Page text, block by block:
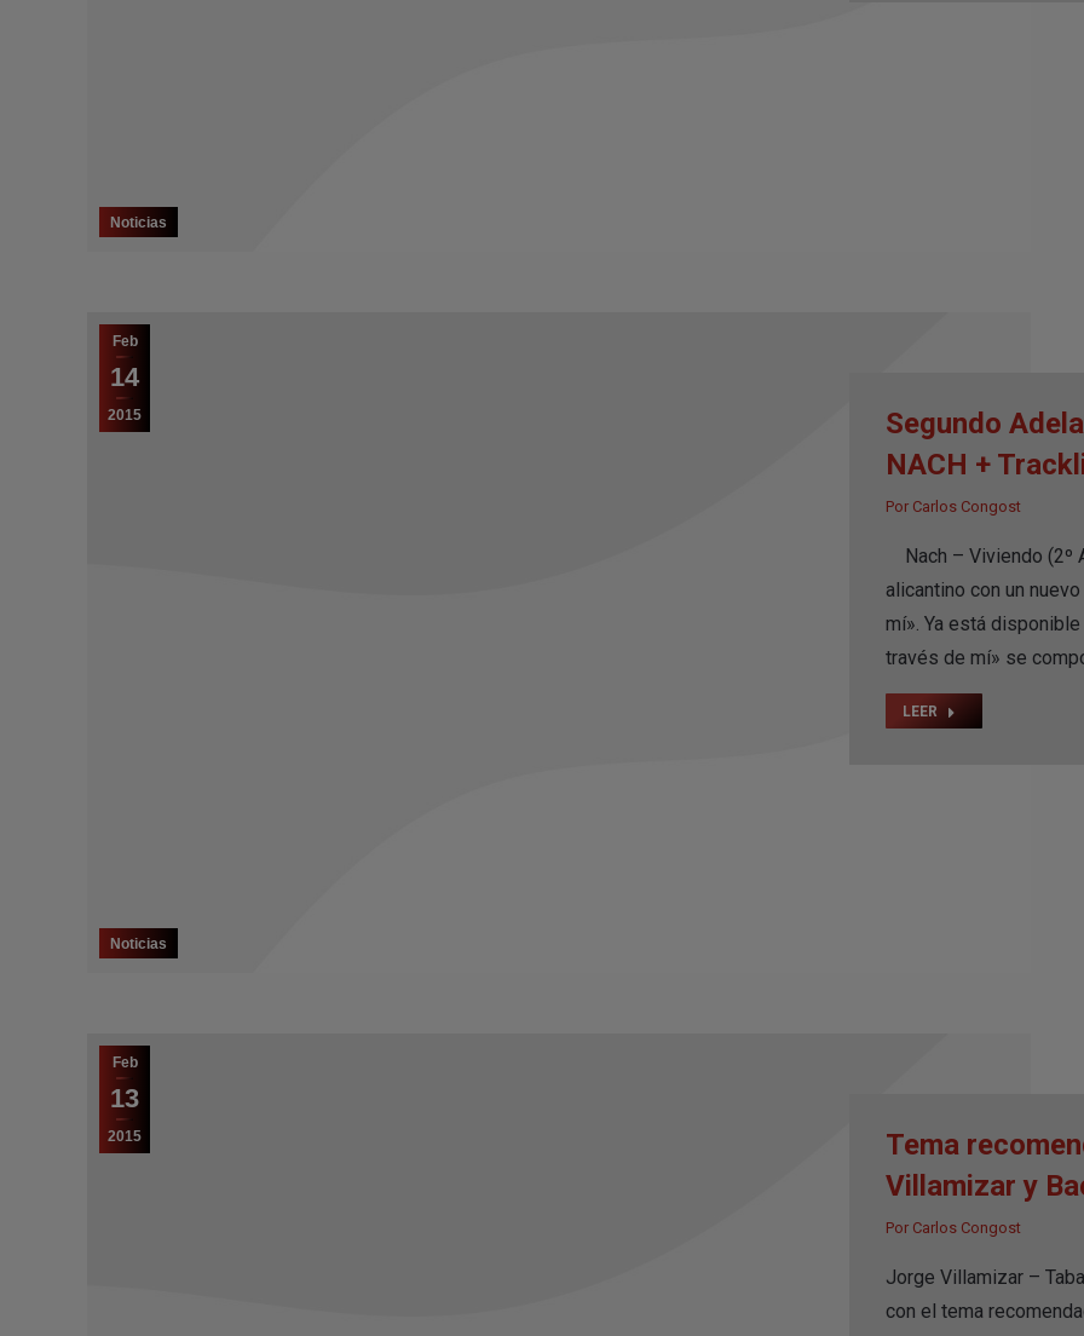
Noticias
Feb
14
2015
Noticias
Segundo
NACH +
Por Carlos Congost
Nach – Viviendo (2º
alicantino con un
mí». Ya está
través de mí» se
LEER
Feb
13
2015
Tema
Villamizar y
Por Carlos Congost
Jorge Villamizar –
con el tema